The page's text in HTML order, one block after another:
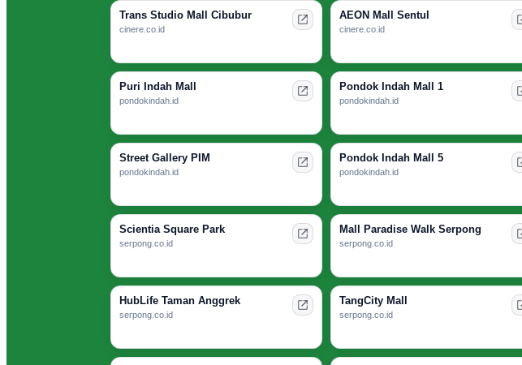
Trans Studio Mall Cibubur
cinere.co.id
AEON Mall Sentul
cinere.co.id
Puri Indah Mall
pondokindah.id
Pondok Indah Mall 1
pondokindah.id
Street Gallery PIM
pondokindah.id
Pondok Indah Mall 5
pondokindah.id
Scientia Square Park
serpong.co.id
Mall Paradise Walk Serpong
serpong.co.id
HubLife Taman Anggrek
serpong.co.id
TangCity Mall
serpong.co.id